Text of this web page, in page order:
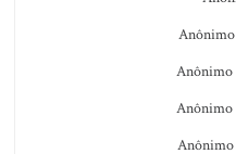
Anônimo
Anônimo
Anônimo